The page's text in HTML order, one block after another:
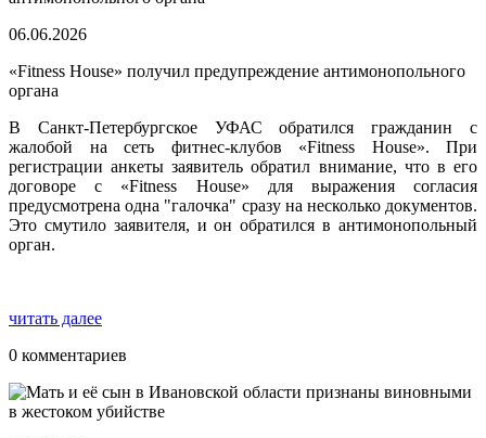
06.06.2026
«Fitness House» получил предупреждение антимонопольного
органа
В Санкт-Петербургское УФАС обратился гражданин с
жалобой на сеть фитнес-клубов «Fitness House». При
регистрации анкеты заявитель обратил внимание, что в его
договоре с «Fitness House» для выражения согласия
предусмотрена одна "галочка" сразу на несколько документов.
Это смутило заявителя, и он обратился в антимонопольный
орган.
читать далее
0 комментариев